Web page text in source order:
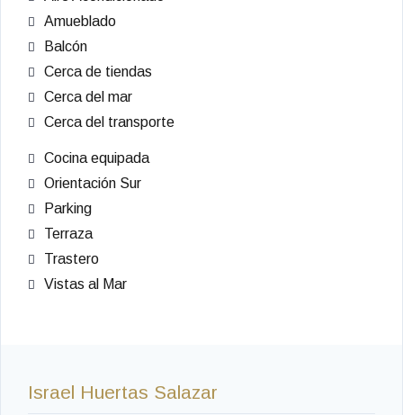
Amueblado
Balcón
Cerca de tiendas
Cerca del mar
Cerca del transporte
Cocina equipada
Orientación Sur
Parking
Terraza
Trastero
Vistas al Mar
Israel Huertas Salazar